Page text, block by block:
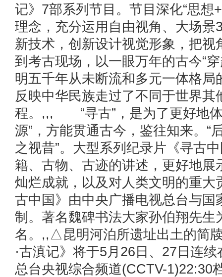
记》7部系列节目。节目深化“思想
理念，充分运用自由视角、大场景
新技术，创新设计视觉形象，把视
到考古现场，以一眼万年的古今“
明五千年从未断流和多元一体格局
反映中华民族走过了不同于世界其
程。,,, “寻古”，是为了更好地体
源”，方能贯通古今，鉴往知来。“
之视昔”。大型系列纪录片《寻古
籍、古物、古迹的讲述，更好地展
灿烂成就，以及对人类文明的
古中国》由中央广播电视总台与国
制。著名魏碑书法大家孙伯翔先生
名。,,△昆明河泊所遗址出土的
·古滇记》将于5月26日、27日连
总台央视综合频道(CCTV-1)22:30